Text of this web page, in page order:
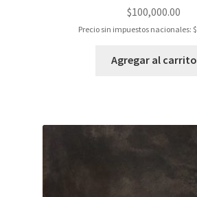
$100,000.00
Precio sin impuestos nacionales: $
Agregar al carrito